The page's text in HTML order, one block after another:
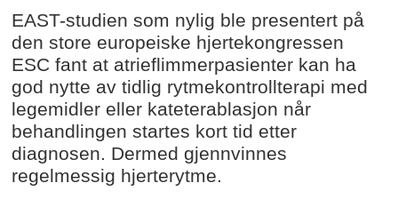
EAST-studien som nylig ble presentert på
den store europeiske hjertekongressen
ESC fant at atrieflimmerpasienter kan ha
god nytte av tidlig rytmekontrollterapi med
legemidler eller kateterablasjon når
behandlingen startes kort tid etter
diagnosen. Dermed gjennvinnes
regelmessig hjerterytme.